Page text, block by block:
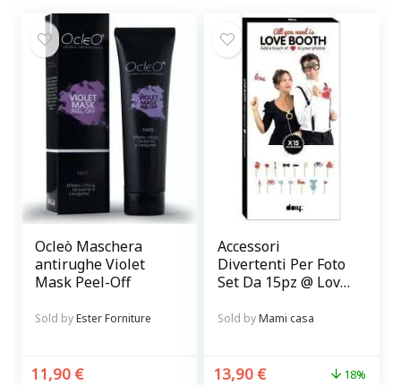
Ocleò Maschera
antirughe Violet
Mask Peel-Off
Sold byEster Forniture
11,90 €
Accessori
Divertenti Per Foto
Set Da 15pz @ Love
Sold byMami casa
13,90 € 18%